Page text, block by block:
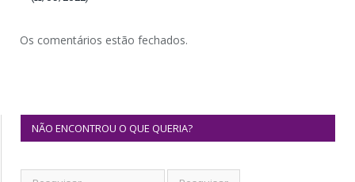
Os comentários estão fechados.
NÃO ENCONTROU O QUE QUERIA?